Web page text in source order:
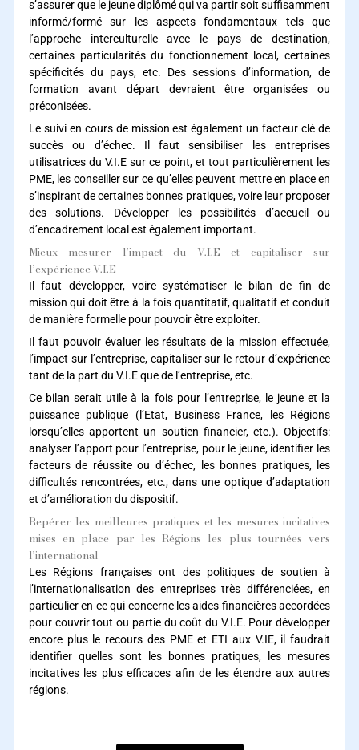
s’assurer que le jeune diplômé qui va partir soit suffisamment
informé/formé sur les aspects fondamentaux tels que
l’approche interculturelle avec le pays de destination,
certaines particularités du fonctionnement local, certaines
spécificités du pays, etc. Des sessions d’information, de
formation avant départ devraient être organisées ou
préconisées.
Le suivi en cours de mission est également un facteur clé de
succès ou d’échec. Il faut sensibiliser les entreprises
utilisatrices du V.I.E sur ce point, et tout particulièrement les
PME, les conseiller sur ce qu’elles peuvent mettre en place en
s’inspirant de certaines bonnes pratiques, voire leur proposer
des solutions. Développer les possibilités d’accueil ou
d’encadrement local est également important.
Mieux mesurer l’impact du V.I.E et capitaliser sur
l’expérience V.I.E
Il faut développer, voire systématiser le bilan de fin de
mission qui doit être à la fois quantitatif, qualitatif et conduit
de manière formelle pour pouvoir être exploiter.
Il faut pouvoir évaluer les résultats de la mission effectuée,
l’impact sur l’entreprise, capitaliser sur le retour d’expérience
tant de la part du V.I.E que de l’entreprise, etc.
Ce bilan serait utile à la fois pour l’entreprise, le jeune et la
puissance publique (l’Etat, Business France, les Régions
lorsqu’elles apportent un soutien financier, etc.). Objectifs:
analyser l’apport pour l’entreprise, pour le jeune, identifier les
facteurs de réussite ou d’échec, les bonnes pratiques, les
difficultés rencontrées, etc., dans une optique d’adaptation
et d’amélioration du dispositif.
Repérer les meilleures pratiques et les mesures incitatives
mises en place par les Régions les plus tournées vers
l’international
Les Régions françaises ont des politiques de soutien à
l’internationalisation des entreprises très différenciées, en
particulier en ce qui concerne les aides financières accordées
pour couvrir tout ou partie du coût du V.I.E. Pour développer
encore plus le recours des PME et ETI aux V.IE, il faudrait
identifier quelles sont les bonnes pratiques, les mesures
incitatives les plus efficaces afin de les étendre aux autres
régions.